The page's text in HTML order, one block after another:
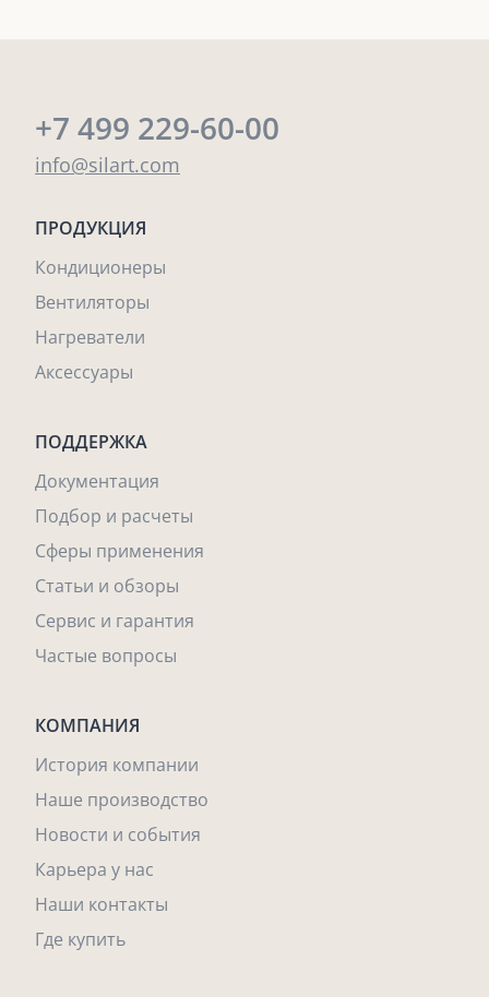
+7 499 229-60-00
info@silart.com
ПРОДУКЦИЯ
Кондиционеры
Вентиляторы
Нагреватели
Аксессуары
ПОДДЕРЖКА
Документация
Подбор и расчеты
Сферы применения
Статьи и обзоры
Сервис и гарантия
Частые вопросы
КОМПАНИЯ
История компании
Наше производство
Новости и события
Карьера у нас
Наши контакты
Где купить